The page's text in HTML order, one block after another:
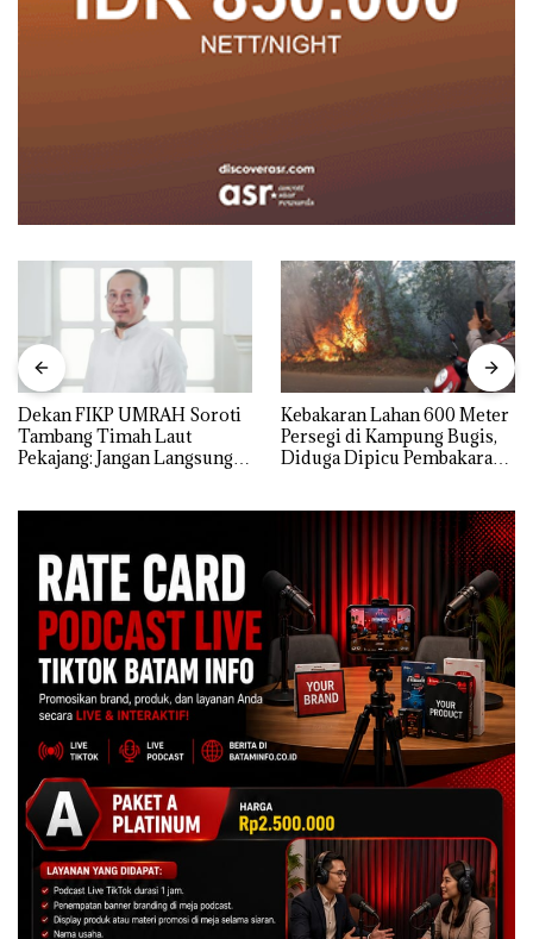
Dekan FIKP UMRAH Soroti
Tambang Timah Laut
Pekajang: Jangan Langsung
Kebakaran Lahan 600 Meter
Persegi di Kampung Bugis,
Diduga Dipicu Pembakaran